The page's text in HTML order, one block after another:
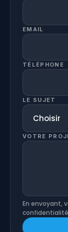
EMAIL
TÉLÉPHONE
LE SUJET
VOTRE
En envoyant,